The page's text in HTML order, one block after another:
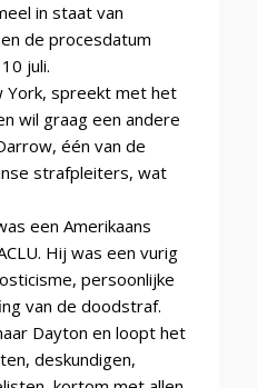
in staat van
de procesdatum
juli.
York, spreekt met het
wil graag een andere
één van de
strafpleiters, wat
een Amerikaans
Hij was een vurig
persoonlijke
van de doodstraf.
Dayton en loopt het
deskundigen,